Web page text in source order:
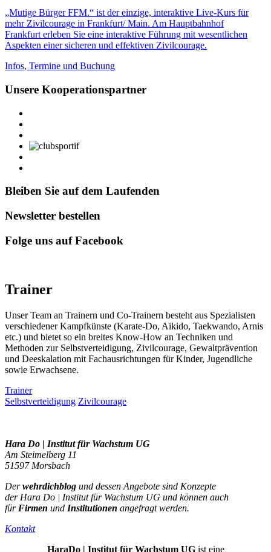
„Mutige Bürger FFM.“ ist der einzige, interaktive Live-Kurs für
mehr Zivilcourage in Frankfurt/ Main. Am Hauptbahnhof
Frankfurt erleben Sie eine interaktive Führung mit wesentlichen
Aspekten einer sicheren und effektiven Zivilcourage.
Infos, Termine und Buchung
Unsere Kooperationspartner
Bleiben Sie auf dem Laufenden
Newsletter bestellen
Folge uns auf Facebook
Trainer
Unser Team an Trainern und Co-Trainern besteht aus Spezialisten
verschiedener Kampfkünste (Karate-Do, Aikido, Taekwando, Arnis
etc.) und bietet so ein breites Know-How an Techniken und
Methoden zur Selbstverteidigung, Zivilcourage, Gewaltprävention
und Deeskalation mit Fachausrichtungen für Kinder, Jugendliche
sowie Erwachsene.
Trainer
Selbstverteidigung Zivilcourage
Hara Do | Institut für Wachstum UG
Am Steimelberg 11
51597 Morsbach
Derwehrdichblog und dessen Angebote sind Konzepte
der Hara Do | Institut für Wachstum UG und können auch
für Firmen und Institutionen angefragt werden.
Kontakt
HaraDo | Institut für Wachstum UGist eine